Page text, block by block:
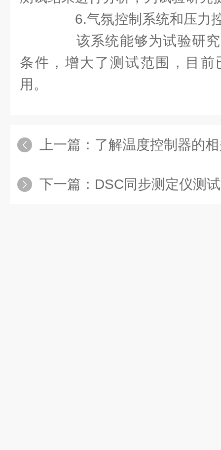
6.气氛控制系统和压力
该系统能够为试验研究
条件，增大了测试范围，目
用。
上一篇： 了解温度控制器的
下一篇： DSC同步测定仪测